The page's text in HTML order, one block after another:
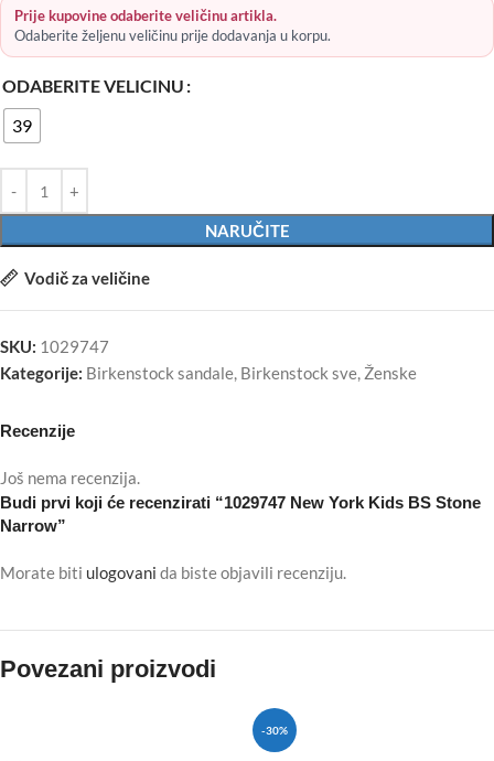
Prije kupovine odaberite veličinu artikla.
Odaberite željenu veličinu prije dodavanja u korpu.
ODABERITE VELICINU
39
NARUČITE
Vodič za veličine
SKU: 1029747
Kategorije: Birkenstock sandale, Birkenstock sve, Ženske
Recenzije
Još nema recenzija.
Budi prvi koji će recenzirati “1029747 New York Kids BS Stone
Narrow”
Morate biti ulogovani da biste objavili recenziju.
Povezani proizvodi
-30%